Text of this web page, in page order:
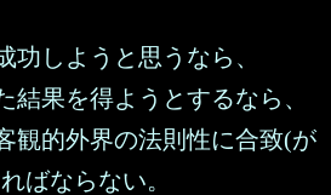
功しようと思うなら、
結果を得ようとするなら、
観的外界の法則性に合致(が
ばならない。